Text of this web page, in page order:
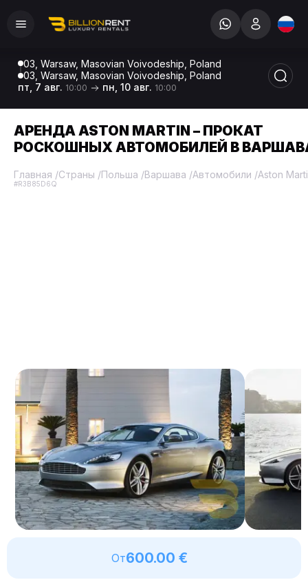
03, Warsaw, Masovian Voivodeship, Poland
03, Warsaw, Masovian Voivodeship, Poland
пт, 7 авг. 10:00 пн, 10 авг. 10:00
АРЕНДА ASTON MARTIN – ПРОКАТ
РОСКОШНЫХ АВТОМОБИЛЕЙ В
Главная /Страны /Польша /Варшава /Автомобили /Aston
#R3B85D6Q
От600.00 €